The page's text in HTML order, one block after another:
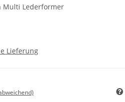
Multi Lederformer
Lieferung